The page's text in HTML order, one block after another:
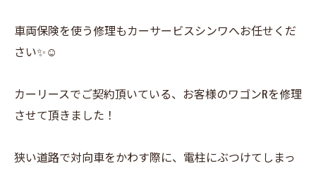
車両保険を使う修理もカーサービスシンワへお任せくだ
さい✨☺️
カーリースでご契約頂いている、お客様のワゴンRを修理
させて頂きました！
狭い道路で対向車をかわす際に、電柱にぶつけてしまっ